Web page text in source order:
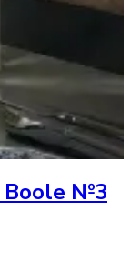
Boole №3